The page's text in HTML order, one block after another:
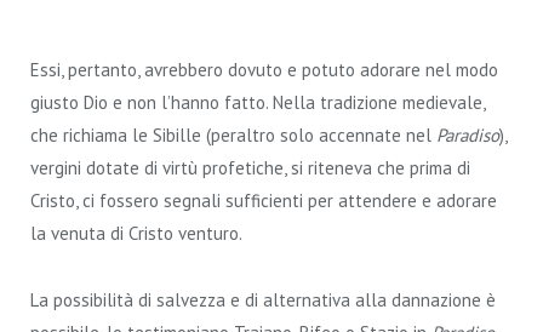
Essi, pertanto, avrebbero dovuto e potuto adorare nel modo
giusto Dio e non l’hanno fatto. Nella tradizione medievale,
che richiama le Sibille (peraltro solo accennate nel Paradiso),
vergini dotate di virtù profetiche, si riteneva che prima di
Cristo, ci fossero segnali sufficienti per attendere e adorare
la venuta di Cristo venturo.
La possibilità di salvezza e di alternativa alla dannazione è